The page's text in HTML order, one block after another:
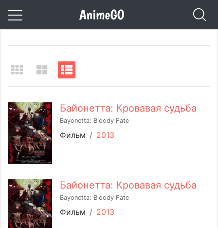
Байонетта: Кровавая судьба
Bayonetta: Bloody Fate
Фильм / 2013
Байонетта: Кровавая судьба
Bayonetta: Bloody Fate
Фильм / 2013